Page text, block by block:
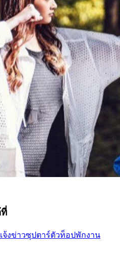
งข่าวซุปตาร์ตัวท็อปพักงาน